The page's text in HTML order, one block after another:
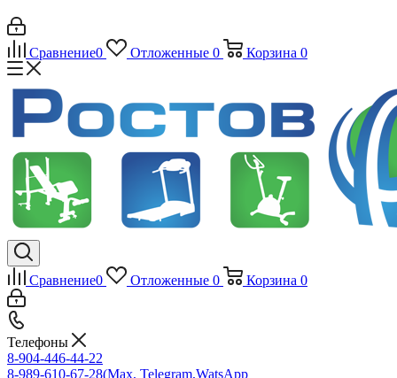
Сравнение0 Отложенные 0 Корзина 0
Сравнение0 Отложенные 0 Корзина 0
Телефоны
8-904-446-44-22
8-989-610-67-28(Max, Telegram,WatsApp